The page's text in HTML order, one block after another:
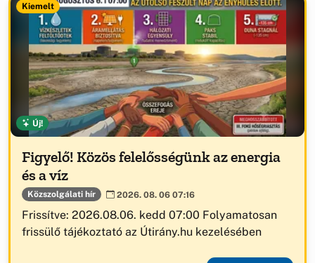
Kiemelt
Új!
Figyelő! Közös felelősségünk az energia
és a víz
Közszolgálati hír 2026. 08. 06 07:16
Frissítve: 2026.08.06. kedd 07:00 Folyamatosan
frissülő tájékoztató az Útirány.hu kezelésében